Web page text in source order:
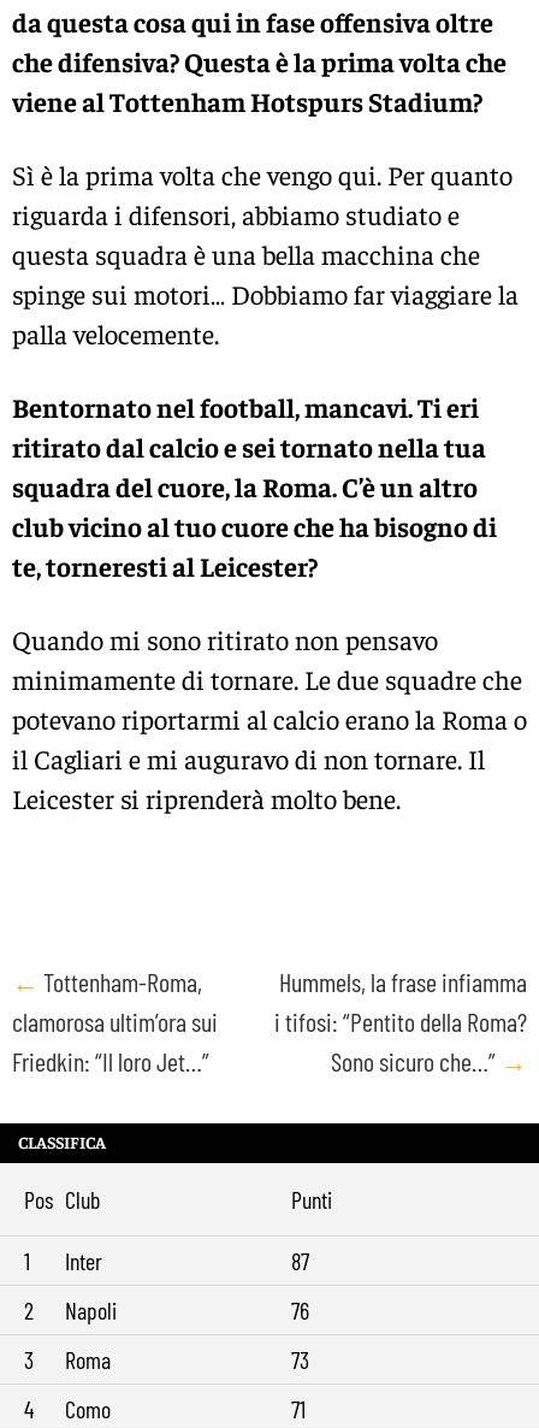
da questa cosa qui in fase offensiva oltre
che difensiva? Questa è la prima volta che
viene al Tottenham Hotspurs Stadium?
Sì è la prima volta che vengo qui. Per quanto
riguarda i difensori, abbiamo studiato e
questa squadra è una bella macchina che
spinge sui motori… Dobbiamo far viaggiare la
palla velocemente.
Bentornato nel football, mancavi. Ti eri
ritirato dal calcio e sei tornato nella tua
squadra del cuore, la Roma. C’è un altro
club vicino al tuo cuore che ha bisogno di
te, torneresti al Leicester?
Quando mi sono ritirato non pensavo
minimamente di tornare. Le due squadre che
potevano riportarmi al calcio erano la Roma o
il Cagliari e mi auguravo di non tornare. Il
Leicester si riprenderà molto bene.
Post
navigation
← Tottenham-Roma,
clamorosa ultim’ora sui
Friedkin: “Il loro Jet…”
Hummels, la frase infiamma
i tifosi: “Pentito della Roma?
Sono sicuro che…” →
CLASSIFICA
Pos Club Punti
1 Inter
87
2
Napoli
76
3
Roma
73
4
Como
71